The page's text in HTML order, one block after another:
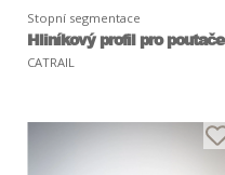
Stopní segmentace
Hliníkový profil pro poutače
CATRAIL